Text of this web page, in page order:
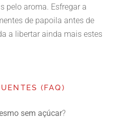
pelo aroma. Esfregar a
de papoila antes de
a libertar ainda mais estes
(FAQ)
sem açúcar?